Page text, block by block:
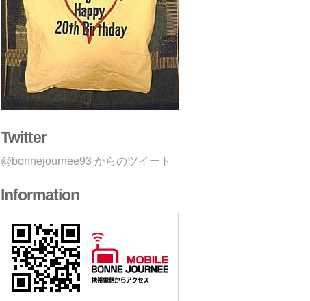
Twitter
@bonnejournee93 からのツイート
Information